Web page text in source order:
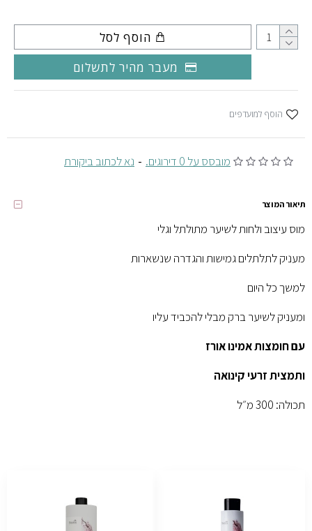
מובסס על 0 דירוגים. - נא לכתוב ביקורת
הוסף לסל
מעבר מהיר לתשלום
הוסף למועדפים
תיאור המוצר
מוס עיצוב ולחות לשיער מתולתל וגלי
מעניק לתלתלים גמישות והגדרה שנשארות
למשך כל היום
ומעניק לשיער ברק מבלי להכביד עליו
עם חומצות אמינו אורז
ותמצית זרעי קינואה
תכולה: 300 מ״ל